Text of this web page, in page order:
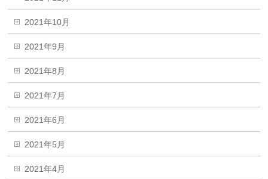
2021年10月
2021年9月
2021年8月
2021年7月
2021年6月
2021年5月
2021年4月